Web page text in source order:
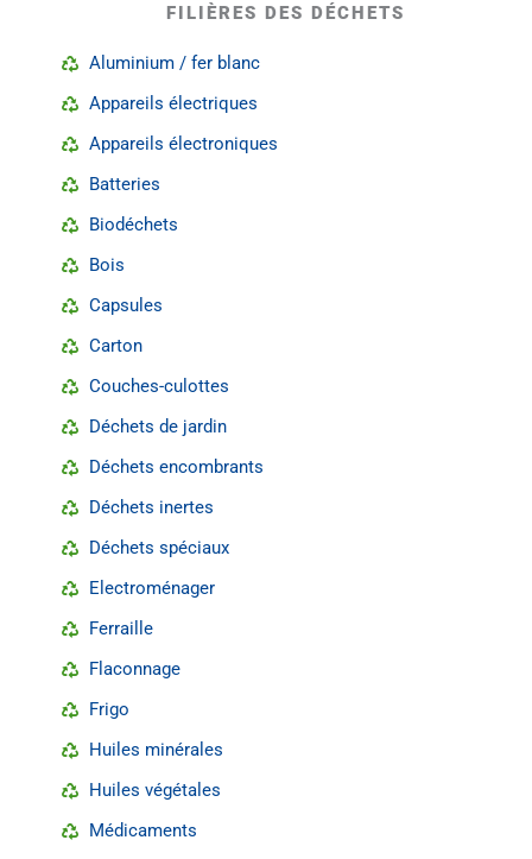
FILIÈRES DES DÉCHETS
Aluminium / fer blanc
Appareils électriques
Appareils électroniques
Batteries
Biodéchets
Bois
Capsules
Carton
Couches-culottes
Déchets de jardin
Déchets encombrants
Déchets inertes
Déchets spéciaux
Electroménager
Ferraille
Flaconnage
Frigo
Huiles minérales
Huiles végétales
Médicaments